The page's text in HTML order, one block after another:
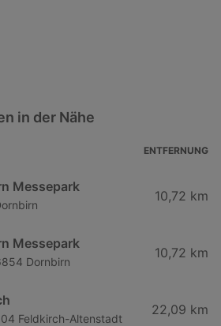
in der Nähe
ENTFERNUNG
Messepark
10,72 km
Messepark
Dornbirn
10,72 km
Feldkirch-Altenstadt
22,09 km